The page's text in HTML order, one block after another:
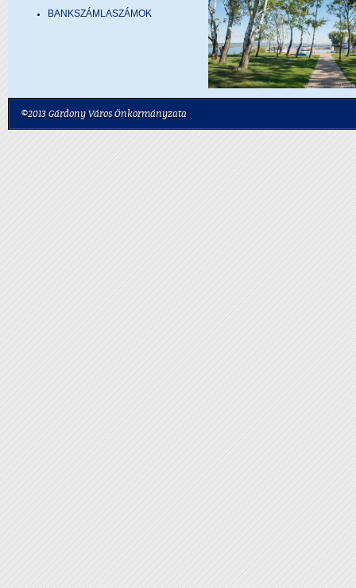
BANKSZÁMLASZÁMOK
©2013 Gárdony Város Önkormányzata